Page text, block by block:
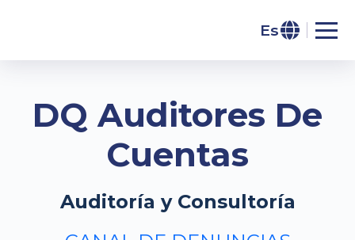
Es
DQ Auditores De
Cuentas
Auditoría y Consultoría